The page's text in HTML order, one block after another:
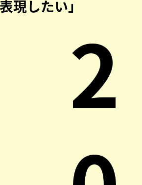
現したい」
2